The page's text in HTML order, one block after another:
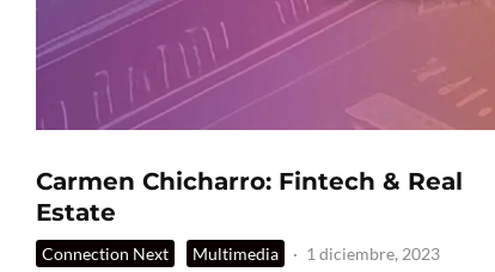
Carmen Chicharro: Fintech & Real
Estate
Connection Next Multimedia · 1 diciembre, 2023